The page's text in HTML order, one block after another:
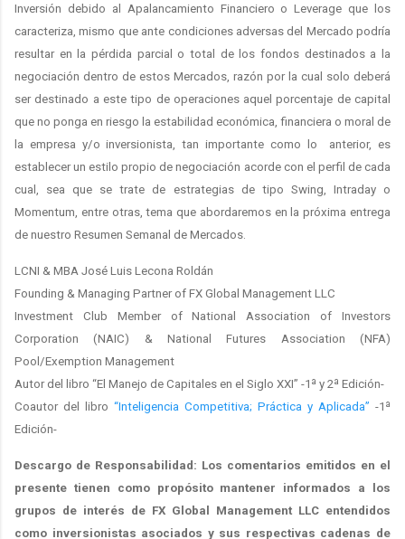
Inversión debido al Apalancamiento Financiero o Leverage que los
caracteriza, mismo que ante condiciones adversas del Mercado podría
resultar en la pérdida parcial o total de los fondos destinados a la
negociación dentro de estos Mercados, razón por la cual solo deberá
ser destinado a este tipo de operaciones aquel porcentaje de capital
que no ponga en riesgo la estabilidad económica, financiera o moral de
la empresa y/o inversionista, tan importante como lo
anterior, es
establecer un estilo propio de negociación acorde con el perfil de cada
cual, sea que se trate de estrategias de tipo Swing, Intraday o
Momentum, entre otras, tema que abordaremos en la próxima entrega
de nuestro Resumen Semanal de Mercados.
LCNI & MBA José Luis Lecona Roldán
Founding & Managing Partner of FX Global Management LLC
Investment Club Member of National Association of Investors
Corporation (NAIC) & National Futures Association (NFA)
Pool/Exemption Management
Autor del libro “El Manejo de Capitales en el Siglo XXI” -1ª y 2ª Edición-
Coautor del libro “Inteligencia Competitiva; Práctica y Aplicada” -1ª
Edición-
Descargo de Responsabilidad: Los comentarios emitidos en el
presente tienen como propósito mantener informados a los
grupos de interés de FX Global Management LLC entendidos
como inversionistas asociados y sus respectivas cadenas de